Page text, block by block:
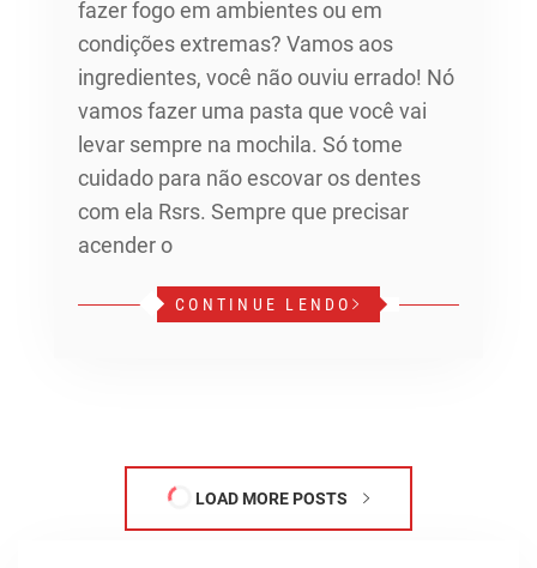
fazer fogo em ambientes ou em
condições extremas? Vamos aos
ingredientes, você não ouviu errado! Nó
vamos fazer uma pasta que você vai
levar sempre na mochila. Só tome
cuidado para não escovar os dentes
com ela Rsrs. Sempre que precisar
acender o
CONTINUE LENDO
LOAD MORE POSTS